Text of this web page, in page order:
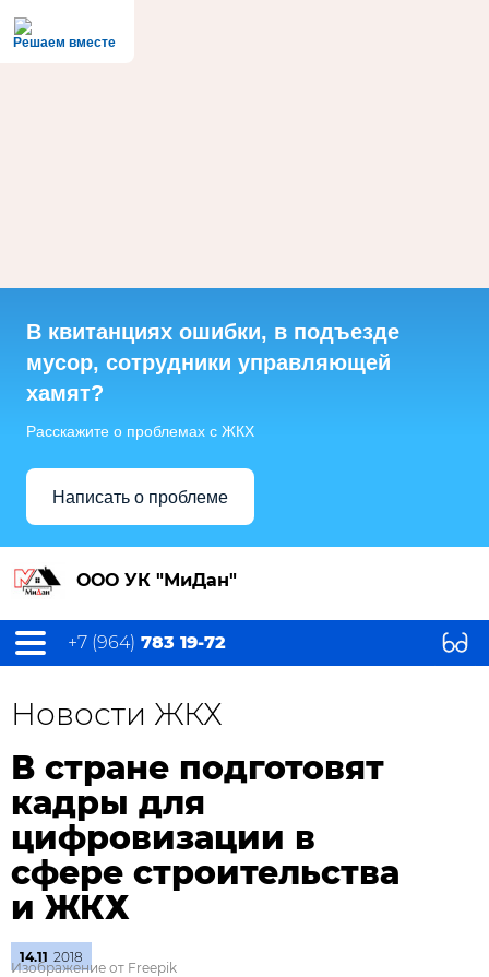
Решаем вместе
В квитанциях ошибки, в подъезде
мусор, сотрудники управляющей
хамят?
Расскажите о проблемах с ЖКХ
Написать о проблеме
ООО УК "МиДан"
+7 (964) 783 19-72
Новости ЖКХ
В стране подготовят
кадры для
цифровизации в
сфере строительства
и ЖКХ
14.11 2018
Изображение от Freepik